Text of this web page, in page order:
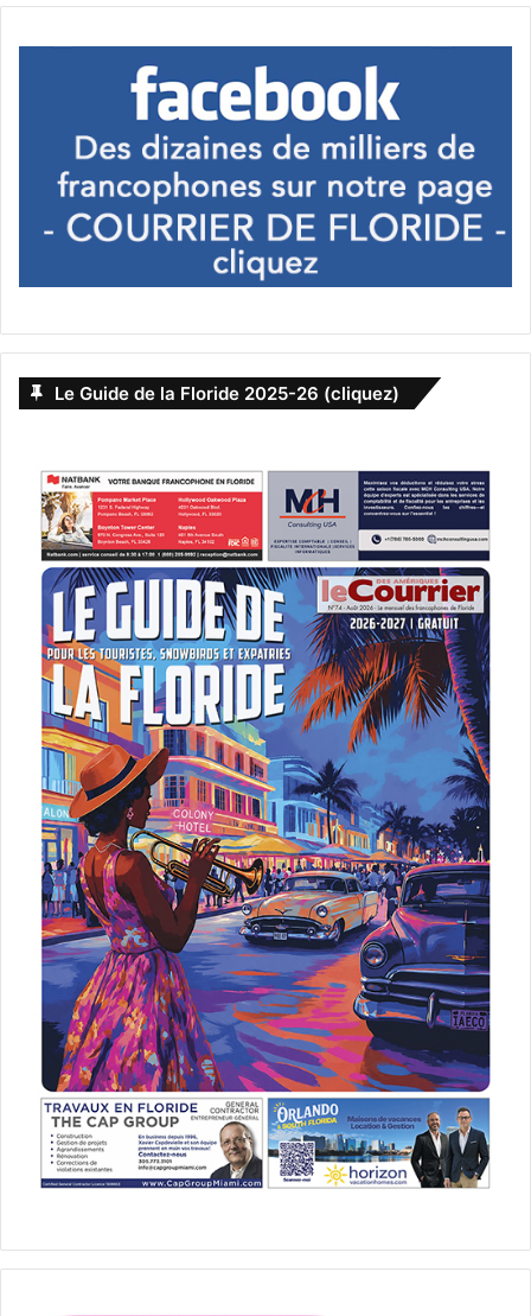
meurtres où les indices matériels divergent mais
semblent confirmer l’hypothèse d’un tueur agissant sans
mobile. Parallèlement, elle enquête sur l’étrange
disparition de quatre personnes dans un quartier en
apparence tranquille. Pour élucider ces affaires, Kay
dispose uniquement des informations distillées par un
psychopathe : est-ce pour l’aider ou pour brouiller les
Commentaire :C’est lequatorzième roman de la série
– « La Nuit du jaguar » de Michael Gruber – roman mi-
Histoire :l’inspecteur Jimmy Paz pensait pouvoir passer
des jours tranquilles loin de la brigade criminelle de
Miami, partageant son temps entre les cuisines du
restaurant cubain de sa mère et l’éducation de sa fille.
Mais une vague de meurtres sanglants secoue la ville et il
est appelé en renfort. D’influents hommes d’affaires
d’origine cubaine sont retrouvés sauvagement dépecés
dans leurs luxueuses villas. A côté de leurs corps, des
empreintes suggèrent qu’ils ont été attaqués par un félin
monstrueux. Paz peut difficilement refuser de mener
l’enquête. Depuis quelques temps, lui et sa famille sont en
proie à de terrifiants cauchemars : un félin dévoreur de
fillettes vient chaque nuit les hanter.
Commentaire : Michael Grubera créé le personnage de
l’inspecteur Jimmy Paz présent également dans deux
autres romans, «Les rivages de la nuit » et « Tropique de
la nuit ».
Les histoires contemporaines, historiques ou
fantastiques
Le Guide de la Floride 2025-26 (cliquez)